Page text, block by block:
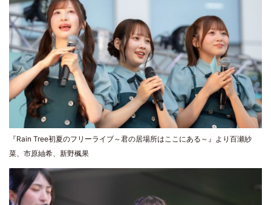
『Rain Tree初夏のフリーライブ～君の居場所はここにある～』より百瀬紗
菜、市原紬希、新野楓果